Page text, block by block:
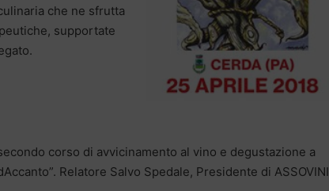
che ne sfrutta
supportate
corso di avvicinamento al vino e degustazione a
Relatore Salvo Spedale, Presidente di ASSOVINI